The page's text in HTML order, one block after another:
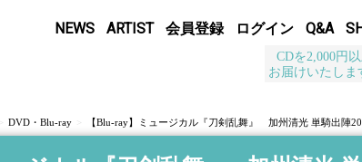
NEWS ARTIST 会員登録 ログイン Q&A
CDを2,000円
お届けいたしま
DVD・Blu-ray 【Blu-ray】ミュージカル『刀剣乱舞』 加州清光 単騎出陣